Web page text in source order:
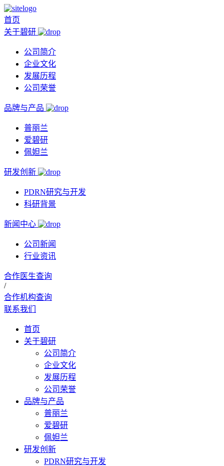
首页
关于碧研
公司简介
企业文化
发展历程
公司荣誉
品牌与产品
普丽兰
爱碧研
佩妲兰
研发创新
PDRN研究与开发
科研背景
新闻中心
公司新闻
行业资讯
合作医生查询
/
合作机构查询
联系我们
首页
关于碧研
公司简介
企业文化
发展历程
公司荣誉
品牌与产品
普丽兰
爱碧研
佩妲兰
研发创新
PDRN研究与开发